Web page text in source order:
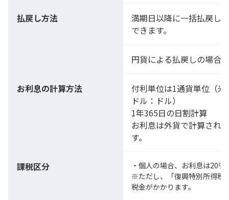
払戻し方法
満期日以降に一括払戻しが
できます。
円貨による払戻しの場合
お利息の計算方法
付利単位は1通貨単位（米
ドル：ドル）
1年365日の日割計算
お利息は外貨で計算されま
す。
課税区分
・個人の場合、お利息は20
※ただし、「復興特別所得税
税金がかかります。